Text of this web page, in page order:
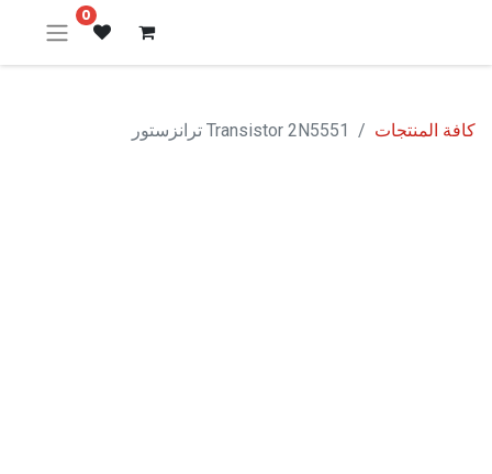
0
كافة المنتجات Transistor 2N5551 ترانزستور